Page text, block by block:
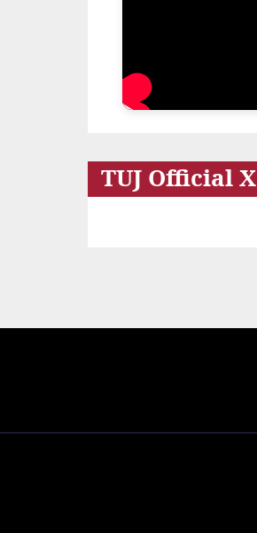
TUJ Official X